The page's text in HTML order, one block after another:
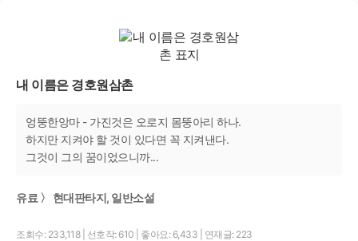
내 이름은 경호원삼촌
엉뚱한앙마 - 가진것은 오로지 몸뚱아리 하나.
하지만 지켜야 할 것이 있다면 꼭 지켜낸다.
그것이 그의 꿈이었으니까...
유료 〉 현대판타지, 일반소설
조회수: 233,118 선호작: 610 좋아요: 6,433 연재글: 223